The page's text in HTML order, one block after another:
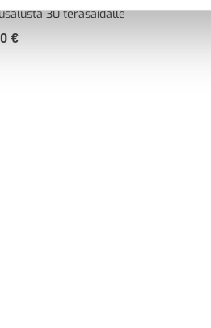
30 teräsaidalle
€